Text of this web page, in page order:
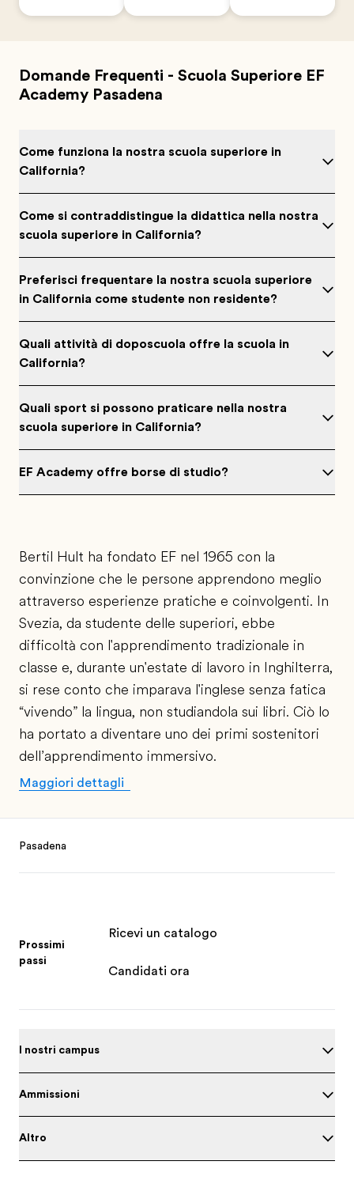
Domande Frequenti - Scuola Superiore EF
Academy Pasadena
Come funziona la nostra scuola superiore in
California?
Come si contraddistingue la didattica nella nostra
scuola superiore in California?
Preferisci frequentare la nostra scuola superiore
in California come studente non residente?
Quali attività di doposcuola offre la scuola in
California?
Quali sport si possono praticare nella nostra
scuola superiore in California?
EF Academy offre borse di studio?
Bertil Hult ha fondato EF nel 1965 con la
convinzione che le persone apprendono meglio
attraverso esperienze pratiche e coinvolgenti. In
Svezia, da studente delle superiori, ebbe
difficoltà con l'apprendimento tradizionale in
classe e, durante un'estate di lavoro in Inghilterra,
si rese conto che imparava l'inglese senza fatica
“vivendo” la lingua, non studiandola sui libri. Ciò lo
ha portato a diventare uno dei primi sostenitori
dell’apprendimento immersivo.
Maggiori dettagli
Pasadena
Prossimi
passi
Ricevi un catalogo
Candidati ora
I nostri campus
Ammissioni
Altro